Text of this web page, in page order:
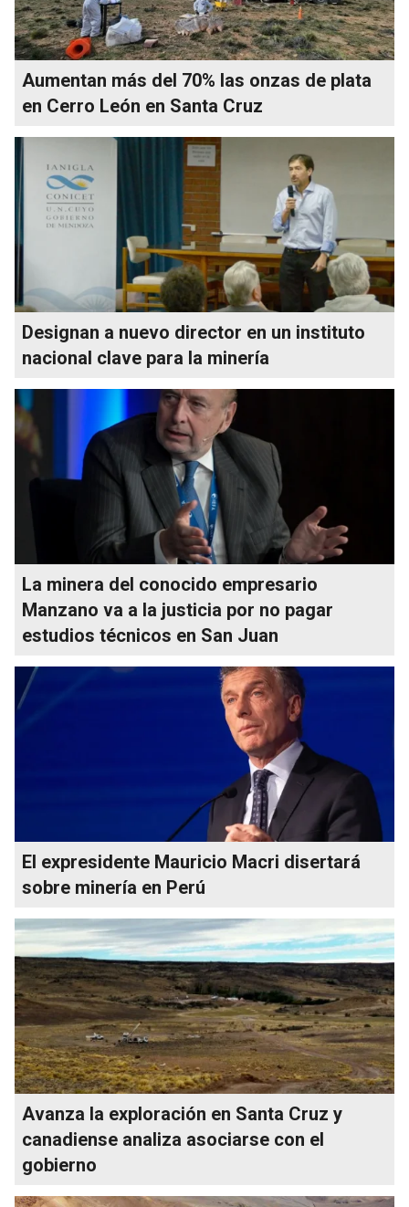
Aumentan más del 70% las onzas de plata
en Cerro León en Santa Cruz
Designan a nuevo director en un instituto
nacional clave para la minería
La minera del conocido empresario
Manzano va a la justicia por no pagar
estudios técnicos en San Juan
El expresidente Mauricio Macri disertará
sobre minería en Perú
Avanza la exploración en Santa Cruz y
canadiense analiza asociarse con el
gobierno